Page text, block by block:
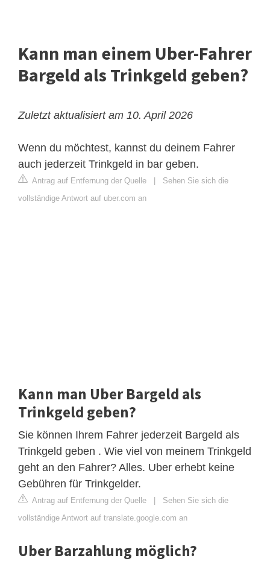
Kann man einem Uber-Fahrer
Bargeld als Trinkgeld geben?
Zuletzt aktualisiert am 10. April 2026
Wenn du möchtest, kannst du deinem Fahrer
auch jederzeit Trinkgeld in bar geben.
Antrag auf Entfernung der Quelle
Sehen Sie sich die
vollständige Antwort auf uber.com an
Kann man Uber Bargeld als
Trinkgeld geben?
Sie können Ihrem Fahrer jederzeit Bargeld als
Trinkgeld geben . Wie viel von meinem Trinkgeld
geht an den Fahrer? Alles. Uber erhebt keine
Gebühren für Trinkgelder.
Antrag auf Entfernung der Quelle
Sehen Sie sich die
vollständige Antwort auf translate.google.com an
Uber Barzahlung möglich?